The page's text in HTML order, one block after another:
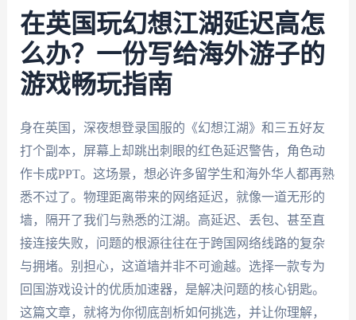
在英国玩幻想江湖延迟高怎
么办？一份写给海外游子的
游戏畅玩指南
身在英国，深夜想登录国服的《幻想江湖》和三五好友
打个副本，屏幕上却跳出刺眼的红色延迟警告，角色动
作卡成PPT。这场景，想必许多留学生和海外华人都再熟
悉不过了。物理距离带来的网络延迟，就像一道无形的
墙，隔开了我们与熟悉的江湖。高延迟、丢包、甚至直
接连接失败，问题的根源往往在于跨国网络线路的复杂
与拥堵。别担心，这道墙并非不可逾越。选择一款专为
回国游戏设计的优质加速器，是解决问题的核心钥匙。
这篇文章，就将为你彻底剖析如何挑选，并让你理解，